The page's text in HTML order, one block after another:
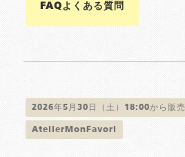
FAQよくある質問
2026年5月30日（土）18:00から販売
AtelierMonFavori